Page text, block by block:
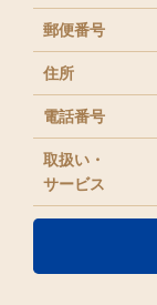
郵便番号
住所
電話番号
取扱い・
サービス